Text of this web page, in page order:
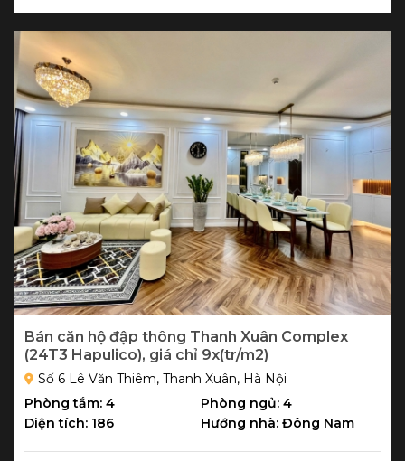
Bán căn hộ đập thông Thanh Xuân Complex
(24T3 Hapulico), giá chỉ 9x(tr/m2)
Số 6 Lê Văn Thiêm, Thanh Xuân, Hà Nội
Phòng tắm: 4
Phòng ngủ: 4
Diện tích: 186
Hướng nhà: Đông Nam